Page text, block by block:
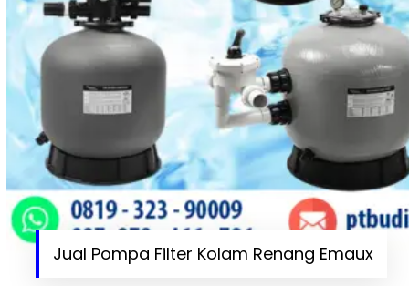
Jual Pompa Filter Kolam Renang Emaux